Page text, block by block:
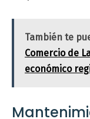
También te
Comercio de
económico